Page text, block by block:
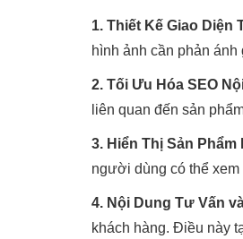
1. Thiết Kế Giao Diện
hình ảnh cần phản
2. Tối Ưu Hóa SEO
liên quan đến sản
3. Hiển Thị Sản Phẩm
người dùng có thể xem
4. Nội Dung Tư Vấn
khách hàng. Điều này